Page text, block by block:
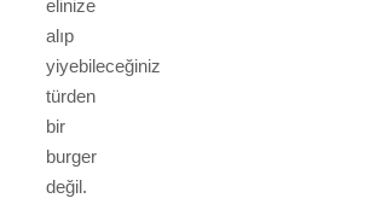
elinize
alıp
yiyebileceğiniz
türden
bir
burger
değil.